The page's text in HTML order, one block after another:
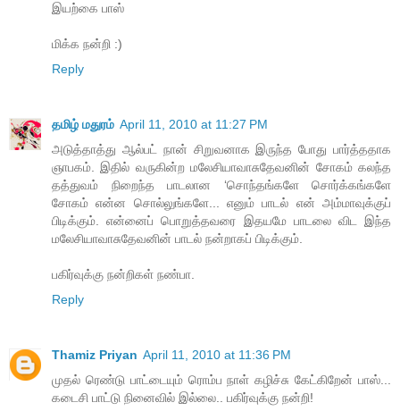
இயற்கை பாஸ்
மிக்க நன்றி :)
Reply
தமிழ் மதுரம் April 11, 2010 at 11:27 PM
அடுத்தாத்து ஆல்பட் நான் சிறுவனாக இருந்த போது பார்த்ததாக
ஞாபகம். இதில் வருகின்ற மலேசியாவாசுதேவனின் சோகம் கலந்த
தத்துவம் நிறைந்த பாடலான ‘சொந்தங்களே சொர்க்கங்களே
சோகம் என்ன சொல்லுங்களே... எனும் பாடல் என் அம்மாவுக்குப்
பிடிக்கும். என்னைப் பொறுத்தவரை இதயமே பாடலை விட இந்த
மலேசியாவாசுதேவனின் பாடல் நன்றாகப் பிடிக்கும்.
பகிர்வுக்கு நன்றிகள் நண்பா.
Reply
Thamiz Priyan April 11, 2010 at 11:36 PM
முதல் ரெண்டு பாட்டையும் ரொம்ப நாள் கழிச்சு கேட்கிறேன் பாஸ்...
கடைசி பாட்டு நினைவில் இல்லை.. பகிர்வுக்கு நன்றி!